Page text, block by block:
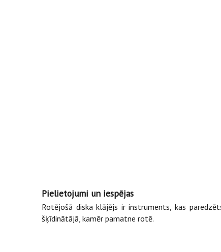
Pielietojumi un iespējas
Rotējošā diska klājējs ir instruments, kas
šķīdinātājā, kamēr pamatne rotē.